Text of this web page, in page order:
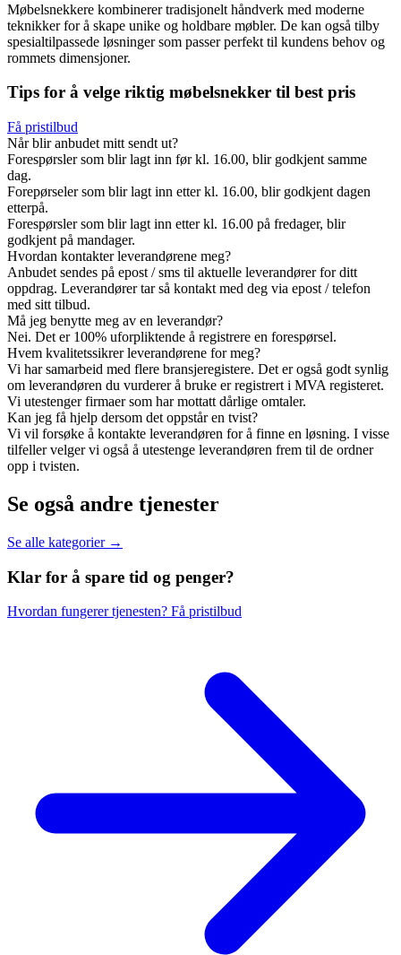
Møbelsnekkere kombinerer tradisjonelt håndverk med moderne
teknikker for å skape unike og holdbare møbler. De kan også tilby
spesialtilpassede løsninger som passer perfekt til kundens behov og
rommets dimensjoner.
Tips for å velge riktig møbelsnekker til best pris
Få pristilbud
Når blir anbudet mitt sendt ut?
Forespørsler som blir lagt inn før kl. 16.00, blir godkjent samme
dag.
Forepørseler som blir lagt inn etter kl. 16.00, blir godkjent dagen
etterpå.
Forespørsler som blir lagt inn etter kl. 16.00 på fredager, blir
godkjent på mandager.
Hvordan kontakter leverandørene meg?
Anbudet sendes på epost / sms til aktuelle leverandører for ditt
oppdrag. Leverandører tar så kontakt med deg via epost / telefon
med sitt tilbud.
Må jeg benytte meg av en leverandør?
Nei. Det er 100% uforpliktende å registrere en forespørsel.
Hvem kvalitetssikrer leverandørene for meg?
Vi har samarbeid med flere bransjeregistere. Det er også godt synlig
om leverandøren du vurderer å bruke er registrert i MVA registeret.
Vi utestenger firmaer som har mottatt dårlige omtaler.
Kan jeg få hjelp dersom det oppstår en tvist?
Vi vil forsøke å kontakte leverandøren for å finne en løsning. I visse
tilfeller velger vi også å utestenge leverandøren frem til de ordner
opp i tvisten.
Se også andre tjenester
Se alle kategorier →
Klar for å spare tid og penger?
Hvordan fungerer tjenesten? Få pristilbud